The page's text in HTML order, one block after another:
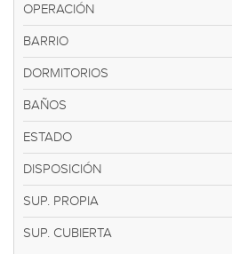
OPERACIÓN
BARRIO
DORMITORIOS
BAÑOS
ESTADO
DISPOSICIÓN
SUP. PROPIA
SUP. CUBIERTA